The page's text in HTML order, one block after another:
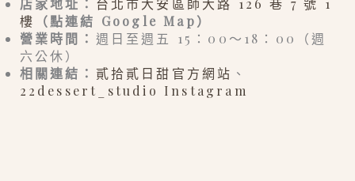
樓
（點連結 Google Map）
營業時間： 週日至週五 15：00～18：00（週
六公休）
相關連結： 貳拾貳日甜官方網站 、
22dessert_studio Instagram